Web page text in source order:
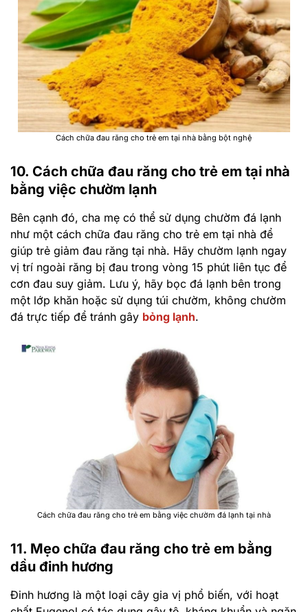
Cách chữa đau răng cho trẻ em tại nhà bằng bột nghệ
10. Cách chữa đau răng cho trẻ em tại nhà
bằng việc chườm lạnh
Bên cạnh đó, cha mẹ có thể sử dụng chườm đá lạnh
như một cách chữa đau răng cho trẻ em tại nhà để
giúp trẻ giảm đau răng tại nhà. Hãy chườm lạnh ngay
vị trí ngoài răng bị đau trong vòng 15 phút liên tục để
cơn đau suy giảm. Lưu ý, hãy bọc đá lạnh bên trong
một lớp khăn hoặc sử dụng túi chườm, không chườm
đá trực tiếp để tránh gây bỏng lạnh.
Cách chữa đau răng cho trẻ em bằng việc chườm đá lạnh tại nhà
11. Mẹo chữa đau răng cho trẻ em bằng
dầu đinh hương
Đinh hương là một loại cây gia vị phổ biến, với hoạt